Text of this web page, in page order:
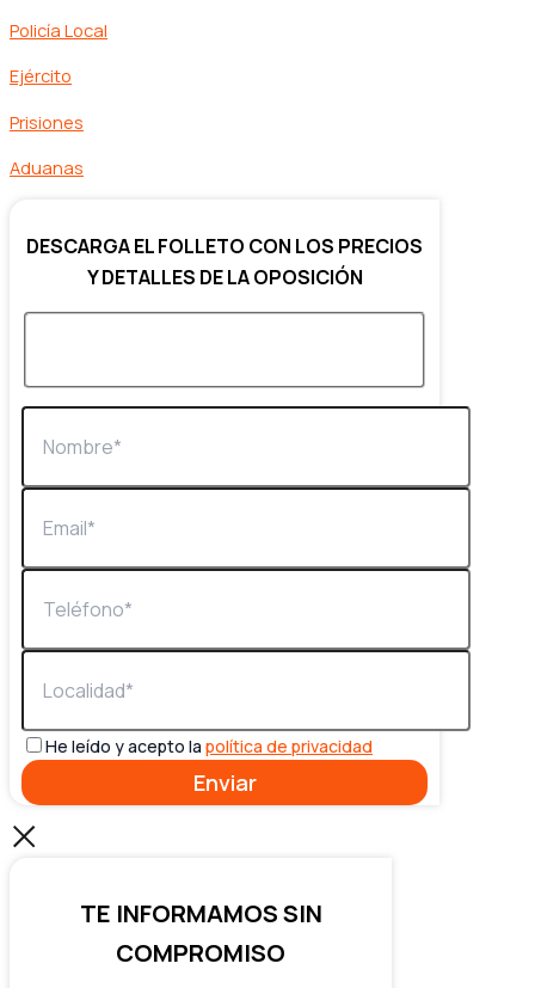
Policía Local
Ejército
Prisiones
Aduanas
DESCARGA EL FOLLETO CON LOS PRECIOS
Y DETALLES DE LA OPOSICIÓN
He leído y acepto la política de privacidad
TE INFORMAMOS SIN
COMPROMISO